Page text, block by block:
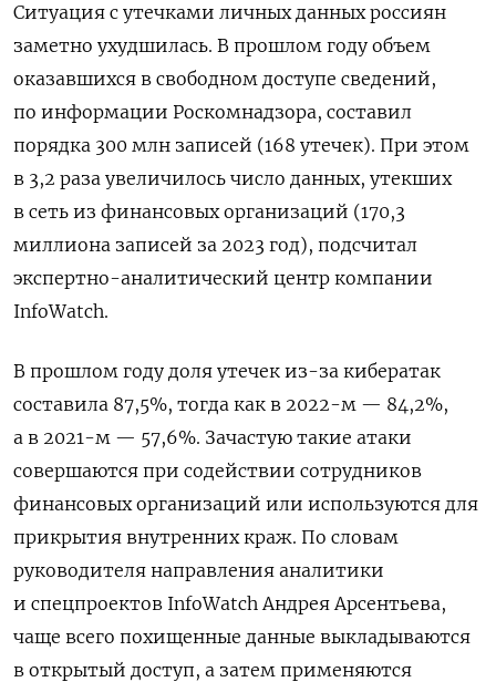
Ситуация с утечками личных данных россиян
заметно ухудшилась. В прошлом году объем
оказавшихся в свободном доступе сведений,
по информации Роскомнадзора, составил
порядка 300 млн записей (168 утечек). При этом
в 3,2 раза увеличилось число данных, утекших
в сеть из финансовых организаций (170,3
миллиона записей за 2023 год), подсчитал
экспертно-аналитический центр компании
InfoWatch.
В прошлом году доля утечек из-за кибератак
составила 87,5%, тогда как в 2022-м — 84,2%,
а в 2021-м — 57,6%. Зачастую такие атаки
совершаются при содействии сотрудников
финансовых организаций или используются для
прикрытия внутренних краж. По словам
руководителя направления аналитики
и спецпроектов InfoWatch Андрея Арсентьева,
чаще всего похищенные данные выкладываются
в открытый доступ, а затем применяются